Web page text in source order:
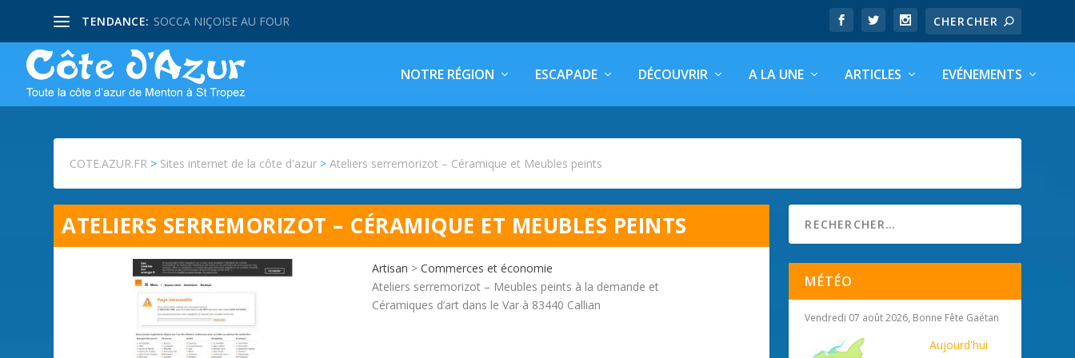
TENDANCE: SOCCA NIÇOISE AU FOUR
NOTRE RÉGION ESCAPADE DÉCOUVRIR A LA UNE ARTICLES EVÉNEMENTS
COTE.AZUR.FR > Sites internet de la côte d'azur >Ateliers serremorizot – Céramique et Meubles peints
ATELIERS SERREMORIZOT – CÉRAMIQUE ET MEUBLES PEINTS
Artisan >Commerces et économie
Ateliers serremorizot – Meubles peints à la demande et
Céramiques d’art dans le Var à 83440 Callian
MÉTÉO
Vendredi 07 août 2026, Bonne Fête Gaétan
Aujourd'hui